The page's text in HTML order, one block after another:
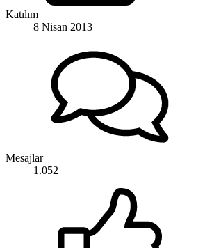
Katılım
8 Nisan 2013
Mesajlar
1.052